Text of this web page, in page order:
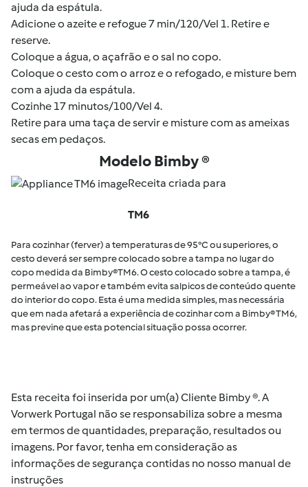
ajuda da espátula.
Adicione o azeite e refogue 7 min/120/Vel 1. Retire e
reserve.
Coloque a água, o açafrão e o sal no copo.
Coloque o cesto com o arroz e o refogado, e misture bem
com a ajuda da espátula.
Cozinhe 17 minutos/100/Vel 4.
Retire para uma taça de servir e misture com as ameixas
secas em pedaços.
Modelo Bimby ®
Receita criada para
TM6
Para cozinhar (ferver) a temperaturas de 95°C ou superiores, o
cesto deverá ser sempre colocado sobre a tampa no lugar do
copo medida da Bimby®TM6. O cesto colocado sobre a tampa, é
permeável ao vapor e também evita salpicos de conteúdo quente
do interior do copo. Esta é uma medida simples, mas necessária
que em nada afetará a experiência de cozinhar com a Bimby® TM6,
mas previne que esta potencial situação possa ocorrer.
Esta receita foi inserida por um(a) Cliente Bimby ®. A
Vorwerk Portugal não se responsabiliza sobre a mesma
em termos de quantidades, preparação, resultados ou
imagens. Por favor, tenha em consideração as
informações de segurança contidas no nosso manual de
instruções